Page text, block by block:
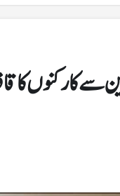
سے کارکنوں